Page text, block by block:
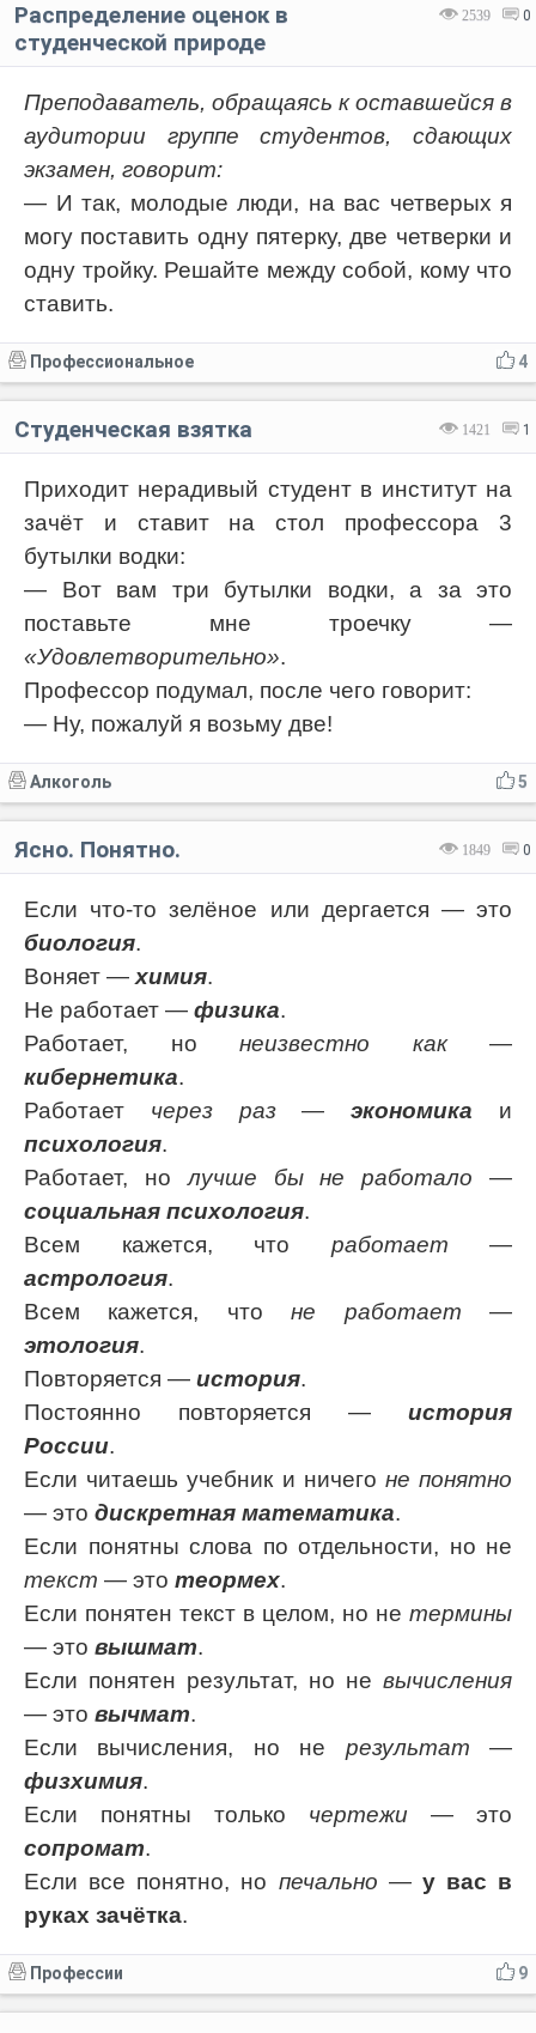
2539 0
Распределение оценок в
студенческой природе
Преподаватель, обращаясь к оставшейся в
аудитории группе студентов, сдающих
экзамен, говорит:
— И так, молодые люди, на вас четверых я
могу поставить одну пятерку, две четверки и
одну тройку. Решайте между собой, кому что
ставить.
4
Профессиональное
1421 1
Студенческая взятка
Приходит нерадивый студент в институт на
зачёт и ставит на стол профессора 3
бутылки водки:
— Вот вам три бутылки водки, а за это
поставьте мне троечку —
«Удовлетворительно».
Профессор подумал, после чего говорит:
— Ну, пожалуй я возьму две!
5
Алкоголь
1849 0
Ясно. Понятно.
Если что-то зелёное или дергается — это
биология.
Воняет —химия.
Не работает — физика.
Работает, но неизвестно как—
кибернетика.
Работает через раз—экономика и
психология.
Работает, нолучше бы не работало —
социальная психология.
Всем кажется, что работает —
астрология.
Всем кажется, чтоне работает —
этология.
Повторяется — история.
Постоянно повторяется — история
России.
Если читаешь учебник и ничего не понятно
— это дискретная математика.
Если понятны слова по отдельности, но не
текст — это теормех.
Если понятен текст в целом, но не термины
— это вышмат.
Если понятен результат, но не вычисления
— это вычмат.
Если вычисления, но не результат—
физхимия.
Если понятны только чертежи — это
сопромат.
Если все понятно, но печально — у вас в
руках зачётка.
9
Профессии